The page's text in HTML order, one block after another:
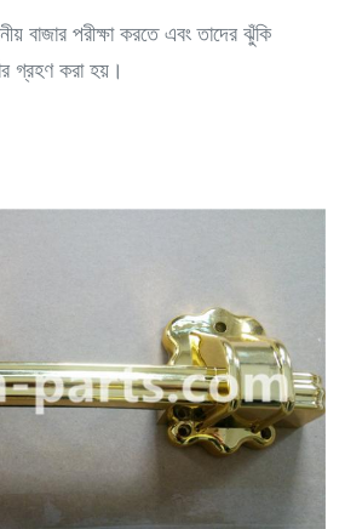
বাজার পরীক্ষা করতে এবং তাদের ঝুঁকি
গ্রহণ করা হয়।